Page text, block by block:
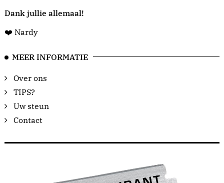
Dank jullie allemaal!
❤️ Nardy
MEER INFORMATIE
Over ons
TIPS?
Uw steun
Contact